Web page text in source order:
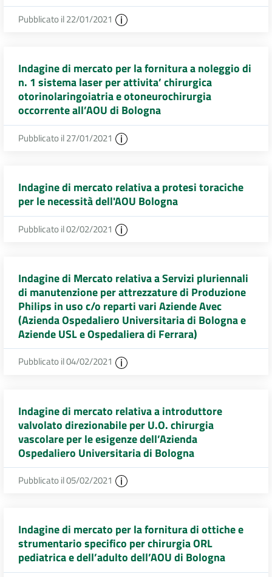
Pubblicato il 22/01/2021
Indagine di mercato per la fornitura a noleggio di
n. 1 sistema laser per attivita’ chirurgica
otorinolaringoiatria e otoneurochirurgia
occorrente all’AOU di Bologna
Pubblicato il 27/01/2021
Indagine di mercato relativa a protesi toraciche
per le necessità dell'AOU Bologna
Pubblicato il 02/02/2021
Indagine di Mercato relativa a Servizi pluriennali
di manutenzione per attrezzature di Produzione
Philips in uso c/o reparti vari Aziende Avec
(Azienda Ospedaliero Universitaria di Bologna e
Aziende USL e Ospedaliera di Ferrara)
Pubblicato il 04/02/2021
Indagine di mercato relativa a introduttore
valvolato direzionabile per U.O. chirurgia
vascolare per le esigenze dell’Azienda
Ospedaliero Universitaria di Bologna
Pubblicato il 05/02/2021
Indagine di mercato per la fornitura di ottiche e
strumentario specifico per chirurgia ORL
pediatrica e dell’adulto dell’AOU di Bologna